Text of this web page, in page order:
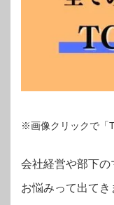
※画像クリックで「
会社経営や部下
お悩みって出てき